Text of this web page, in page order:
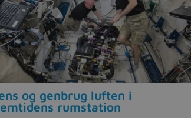
og genbrug luften i
rumstation